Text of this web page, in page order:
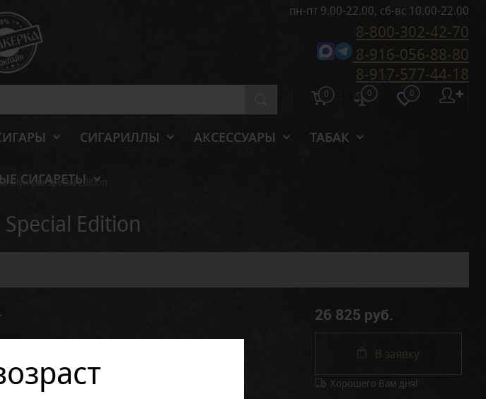
пн-пт 9.00-22.00, сб-вс 10.00-22.00
8-800-302-42-70
8-916-056-88-80
8-917-577-44-18
0 0 0 ✚
СИГАРИЛЛЫ АКСЕССУАРЫ ТАБАК
СИГАРЕТЫ
Olympia Special Edition
Edition
26 825 руб.
В заявку
Хорошего Вам дня!